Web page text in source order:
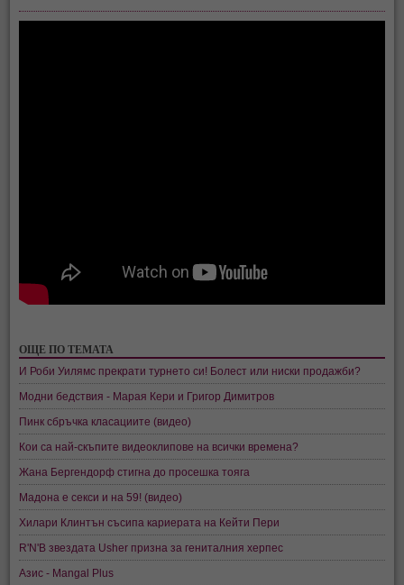
ОЩЕ ПО ТЕМАТА
И Роби Уилямс прекрати турнето си! Болест или ниски продажби?
Модни бедствия - Марая Кери и Григор Димитров
Пинк сбръчка класациите (видео)
Кои са най-скъпите видеоклипове на всички времена?
Жана Бергендорф стигна до просешка тояга
Мадона е секси и на 59! (видео)
Хилари Клинтън съсипа кариерата на Кейти Пери
R'N'B звездата Usher призна за гениталния херпес
Азис - Mangal Plus